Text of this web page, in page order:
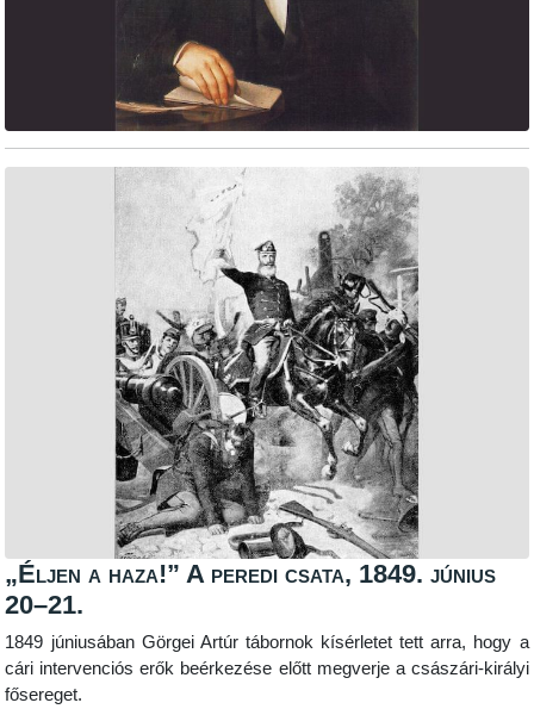
„Éljen a haza!” A peredi csata, 1849. június
20–21.
1849 júniusában Görgei Artúr tábornok kísérletet tett arra, hogy a
cári intervenciós erők beérkezése előtt megverje a császári-királyi
fősereget.